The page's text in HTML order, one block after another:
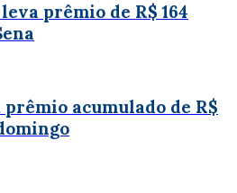
prêmio de R$ 164
acumulado de R$